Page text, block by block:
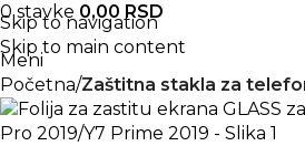
Skip to navigation
Skip to main content
0stavke 0,00 RSD
Meni
Početna Zaštitna stakla za